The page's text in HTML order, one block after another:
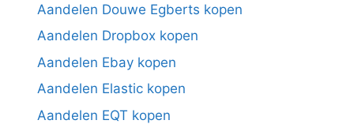
Aandelen Douwe Egberts kopen
Aandelen Dropbox kopen
Aandelen Ebay kopen
Aandelen Elastic kopen
Aandelen EQT kopen